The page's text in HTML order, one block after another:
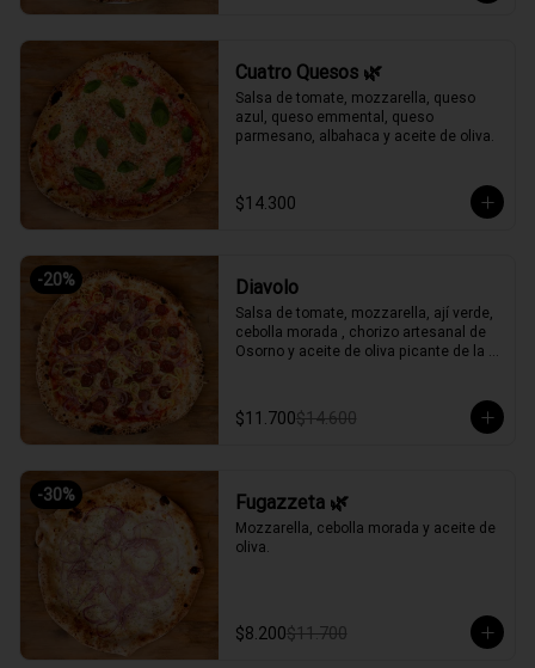
Cuatro Quesos 🌿
Salsa de tomate, mozzarella, queso
azul, queso emmental, queso
parmesano, albahaca y aceite de oliva.
$14.300
-20% Diavolo
Salsa de tomate, mozzarella, ají verde,
cebolla morada , chorizo artesanal de
Osorno y aceite de oliva picante de la
$11.700$14.600
-30% Fugazzeta 🌿
Mozzarella, cebolla morada y aceite de
oliva.
$8.200$11.700